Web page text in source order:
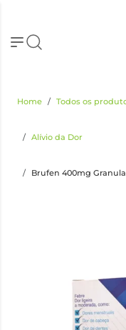
Home Todos os
Alívio da Dor
Brufen 400mg